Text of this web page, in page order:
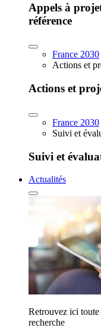
Appels à
référence
France 2030
Actions et
Actions et
France 2030
Suivi et
Suivi et
Actualités
Retrouvez ici toute
recherche